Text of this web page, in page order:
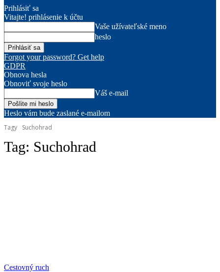
Prihlásiť sa
Vitajte! prihlásenie k účtu
Vaše užívateľské meno
heslo
Forgot your password? Get help
GDPR
Obnova hesla
Obnoviť svoje heslo
Váš e-mail
Heslo vám bude zaslané e-mailom
Tagy
Suchohrad
Tag: Suchohrad
Cestovný ruch